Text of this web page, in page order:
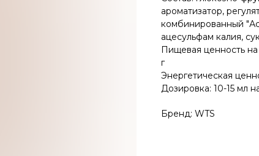
ароматизатор,
комбинированный
ацесульфам калия,
Пищевая ценность на
г
Энергетическая
Дозировка: 10-15 мл
Бренд: WTS